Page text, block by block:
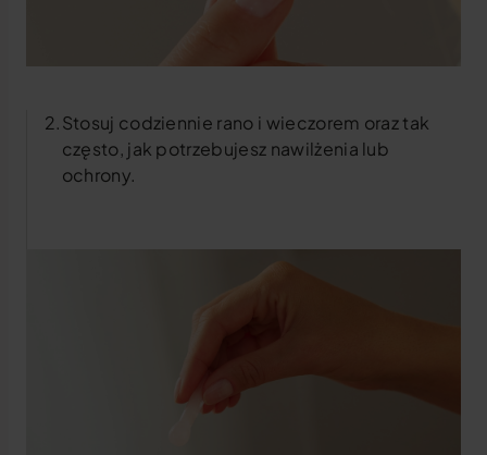
Stosuj codziennie rano i wieczorem oraz tak
często, jak potrzebujesz nawilżenia lub
ochrony.